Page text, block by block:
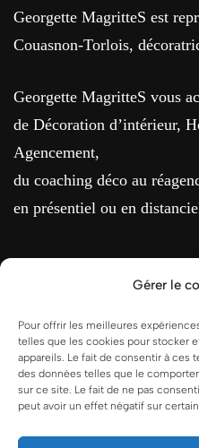
Gérer le
Pour offrir les meilleures
telles que les cookies pour stocker
appareils. Le fait de consentir à ces
des données telles que le
sur ce site. Le fait de ne pas
peut avoir un effet négatif sur
Georgette MagritteS est
Couasnon-Torlois,
Georgette MagritteS vous
de Décoration d’intérieur,
Agencement,
du coaching déco au
en présentiel ou en
Conditions Générales de
Politique de cookies (UE)